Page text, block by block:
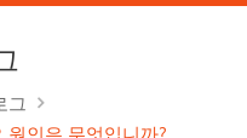
그
원인은 무엇입니까?